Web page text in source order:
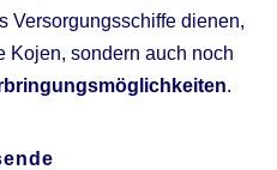
Versorgungsschiffe dienen,
Kojen, sondern auch noch
.